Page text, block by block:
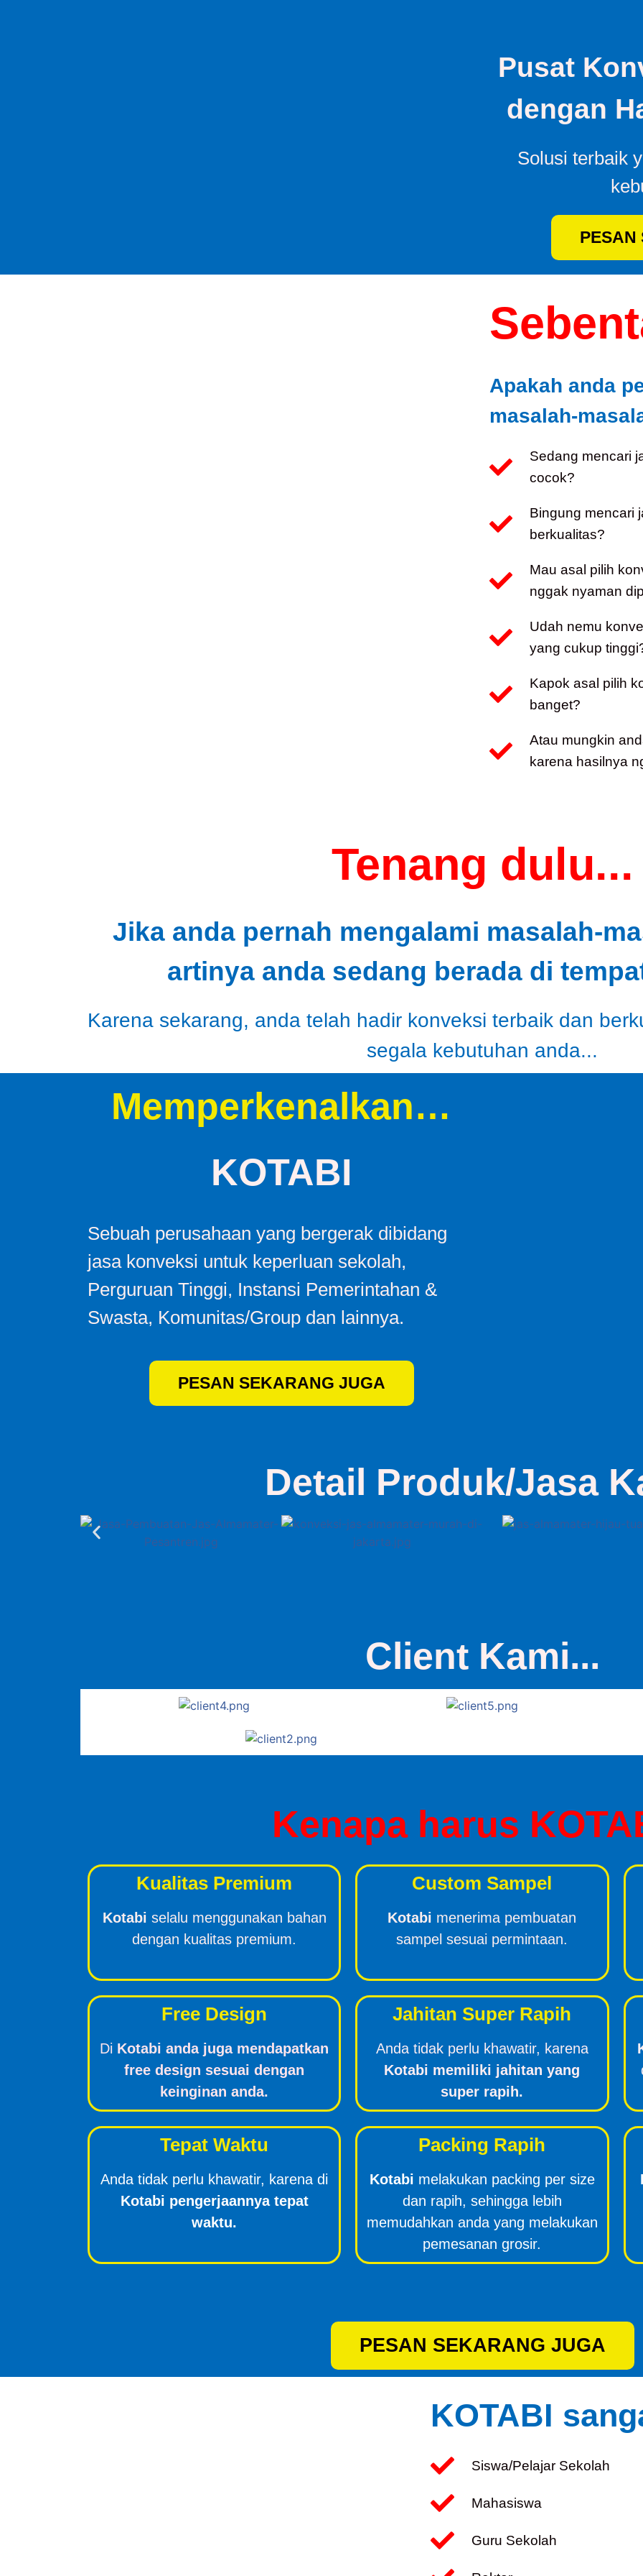
Pusat
dengan
Solusi terbaik
PESAN
Apakah anda
masalah-
Sedang mencari
cocok?
Bingung mencari
berkualitas?
Mau asal pilih
nggak nyaman
Udah nemu
yang cukup
Kapok asal pilih
banget?
Atau mungkin
karena hasilnya
Tenang dulu...
Jika anda pernah mengalami masalah-
artinya anda sedang berada di
Karena sekarang, anda telah hadir konveksi terbaik dan
segala kebutuhan anda...
Memperkenalkan…
KOTABI
Sebuah perusahaan yang bergerak dibidang
jasa konveksi untuk keperluan sekolah,
Perguruan Tinggi, Instansi Pemerintahan &
Swasta, Komunitas/Group dan lainnya.
PESAN SEKARANG JUGA
Detail Produk/Jasa
Client Kami...
Kenapa harus
Kualitas Premium
Kotabi selalu menggunakan bahan
dengan kualitas premium.
Custom Sampel
Kotabi menerima pembuatan
sampel sesuai permintaan.
Free Design
Di Kotabi anda juga mendapatkan
free design sesuai dengan
keinginan anda.
Jahitan Super Rapih
Anda tidak perlu khawatir, karena
Kotabi memiliki jahitan yang
super rapih.
Tepat Waktu
Anda tidak perlu khawatir, karena di
Kotabi pengerjaannya tepat
waktu.
Packing Rapih
Kotabi melakukan packing per size
dan rapih, sehingga lebih
memudahkan anda yang melakukan
pemesanan grosir.
PESAN SEKARANG JUGA
KOTABI
Siswa/Pelajar Sekolah
Mahasiswa
Guru Sekolah